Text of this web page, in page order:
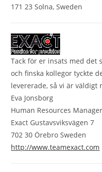
171 23 Solna, Sweden
Tack för er insats med det
och finska kollegor tyckte
levererade, så vi är väldigt
Eva Jonsborg
Human Resources Manager
Exact Gustavsviksvägen 7
702 30 Örebro Sweden
http://www.teamexact.com